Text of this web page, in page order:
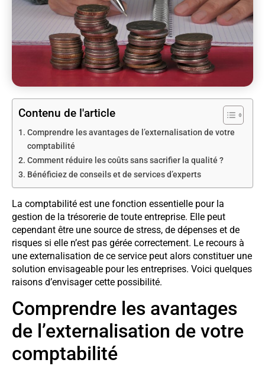
Contenu de l'article
Comprendre les avantages de l’externalisation de votre
comptabilité
Comment réduire les coûts sans sacrifier la qualité ?
Bénéficiez de conseils et de services d’experts
La comptabilité est une fonction essentielle pour la
gestion de la trésorerie de toute entreprise. Elle peut
cependant être une source de stress, de dépenses et de
risques si elle n’est pas gérée correctement. Le recours à
une externalisation de ce service peut alors constituer une
solution envisageable pour les entreprises. Voici quelques
raisons d’envisager cette possibilité.
Comprendre les avantages
de l’externalisation de votre
comptabilité